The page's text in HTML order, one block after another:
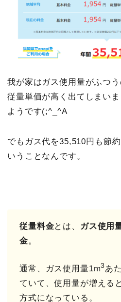
我が家はガス使用量がふつう
従量単価が高く出てしまい
ようです(;^_^A
でもガス代を35,510円も節
いうことなんです。
従量料金とは、
ガス使用
金。
通常、ガス使用量1m3あ
ていて、使用量が増える
方式になっている。